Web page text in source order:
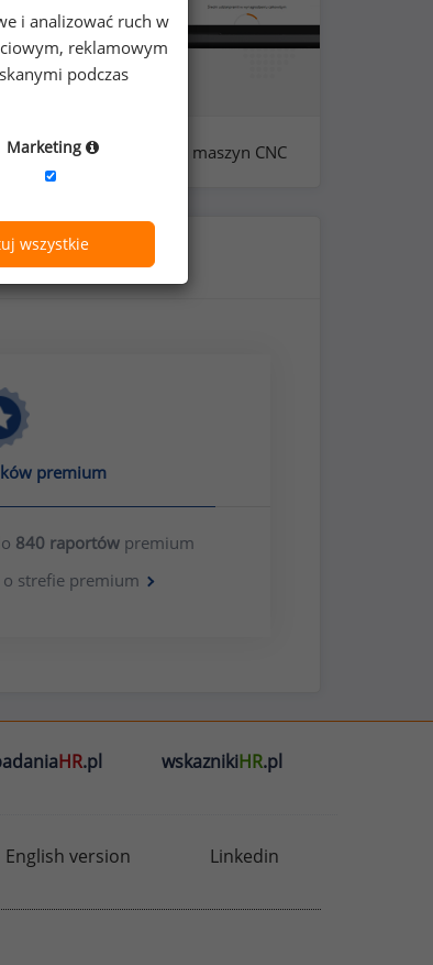
243 - programistów maszyn CNC
premium
840 raportówpremium
strefie premium
HR.pl wskaznikiHR.pl
English version Linkedin
i analizować ruch w
reklamowym
podczas
Marketing
wszystkie